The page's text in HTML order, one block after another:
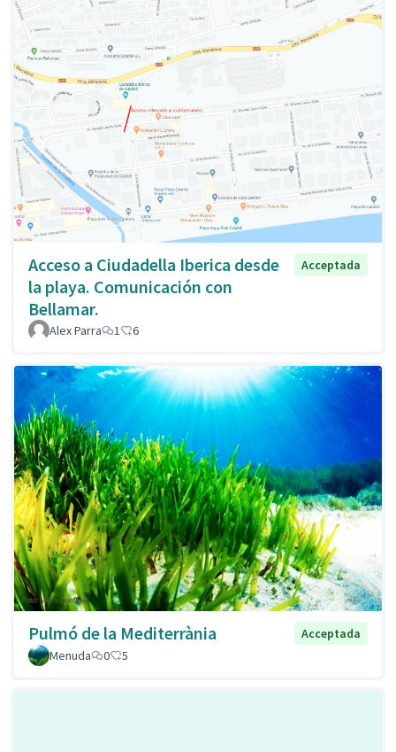
Acceso a Ciudadella Iberica desde
la playa. Comunicación con
Bellamar.
Acceptada
Alex Parra 1 6
Pulmó de la Mediterrània
Acceptada
Menuda
0 5